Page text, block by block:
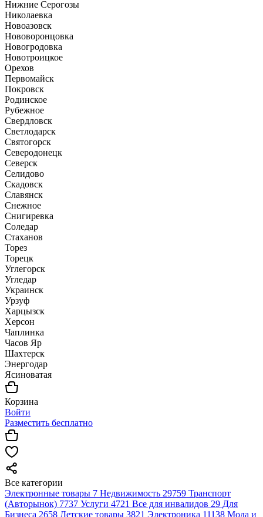
Нижние Серогозы
Николаевка
Новоазовск
Нововоронцовка
Новогродовка
Новотроицкое
Орехов
Первомайск
Покровск
Родинское
Рубежное
Свердловск
Светлодарск
Святогорск
Северодонецк
Северск
Селидово
Скадовск
Славянск
Снежное
Снигиревка
Соледар
Стаханов
Торез
Торецк
Углегорск
Угледар
Украинск
Урзуф
Харцызск
Херсон
Чаплинка
Часов Яр
Шахтерск
Энергодар
Ясиноватая
Корзина
Войти
Разместить бесплатно
Все категории
Электронные товары 7 Недвижимость 29759 Транспорт
(Авторынок) 7737 Услуги 4721 Все для инвалидов 29 Для
Бизнеса 2658 Детские товары 3821 Электроника 11138 Мода и